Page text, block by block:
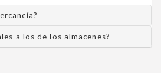
a los de los almacenes?